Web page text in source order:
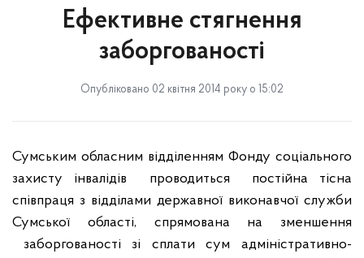
Ефективне стягнення
заборгованості
Опубліковано 02 квітня 2014 року о 15:02
Сумським обласним відділенням Фонду соціального
захисту інвалідів
проводиться постійна тісна
співпраця з відділами державної виконавчої служби
Сумської області, спрямована на зменшення
заборгованості зі сплати сум адміністративно-